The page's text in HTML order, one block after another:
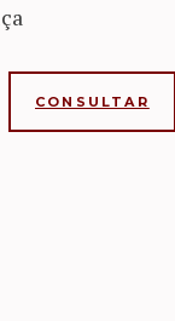
CONSULTAR